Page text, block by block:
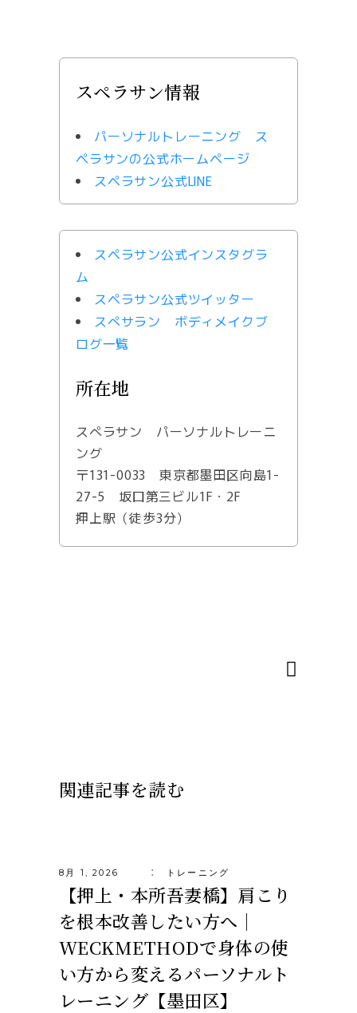
スペラサン情報
パーソナルトレーニング ス
ペラサンの公式ホームページ
スペラサン公式LINE
スペラサン公式インスタグラ
ム
スペラサン公式ツイッター
スぺサラン ボディメイクブ
ログ一覧
所在地
スぺラサン パーソナルトレーニ
ング
〒131-0033 東京都墨田区向島1-
27-5 坂口第三ビル1F・2F
押上駅（徒歩3分）
関連記事を読む
8月 1, 2026 トレーニング
【押上・本所吾妻橋】肩こり
を根本改善したい方へ｜
WECKMETHODで身体の使
い方から変えるパーソナルト
レーニング【墨田区】